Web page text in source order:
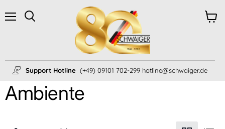
Support Hotline (+49) 09101 702-299 hotline@schwaiger.de
Ambiente